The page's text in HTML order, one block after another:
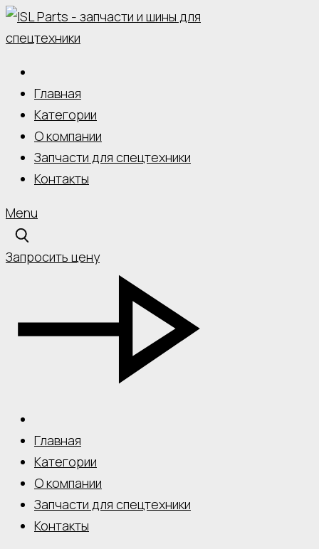
Skip
to
Главная
Категории
О компании
Запчасти для спецтехники
Контакты
Menu
Запросить цену
Главная
Категории
О компании
Запчасти для спецтехники
Контакты